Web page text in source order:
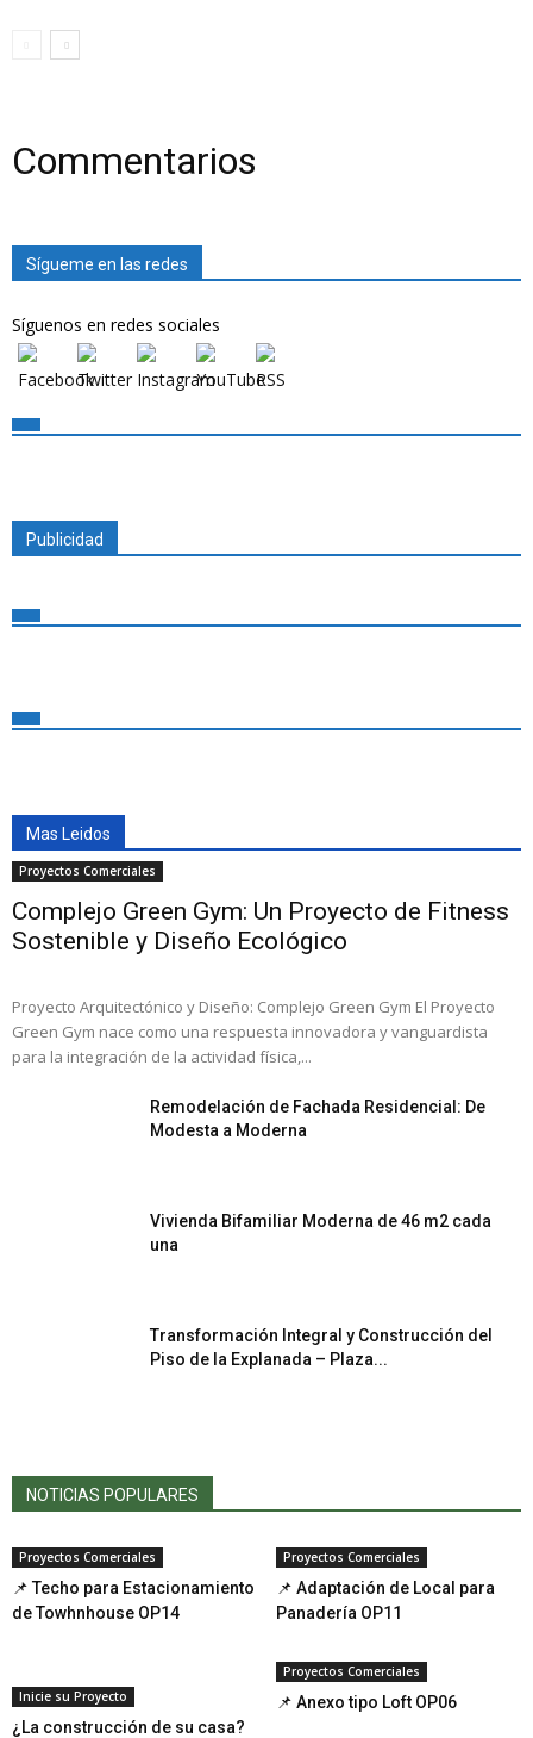
Commentarios
Sígueme en las redes
Síguenos en redes sociales
Publicidad
Mas Leidos
Proyectos Comerciales
Complejo Green Gym: Un Proyecto de Fitness
Sostenible y Diseño Ecológico
Proyecto Arquitectónico y Diseño: Complejo Green Gym El Proyecto
Green Gym nace como una respuesta innovadora y vanguardista
para la integración de la actividad física,...
Remodelación de Fachada Residencial: De
Modesta a Moderna
Vivienda Bifamiliar Moderna de 46 m2 cada
una
Transformación Integral y Construcción del
Piso de la Explanada – Plaza...
NOTICIAS POPULARES
Proyectos Comerciales
📌 Techo para Estacionamiento
de Towhnhouse OP14
Proyectos Comerciales
📌 Adaptación de Local para
Panadería OP11
Inicie su Proyecto
¿La construcción de su casa?
Proyectos Comerciales
📌 Anexo tipo Loft OP06